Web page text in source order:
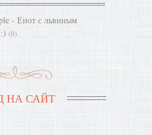
- Енот с львиным
(0)
НА САЙТ